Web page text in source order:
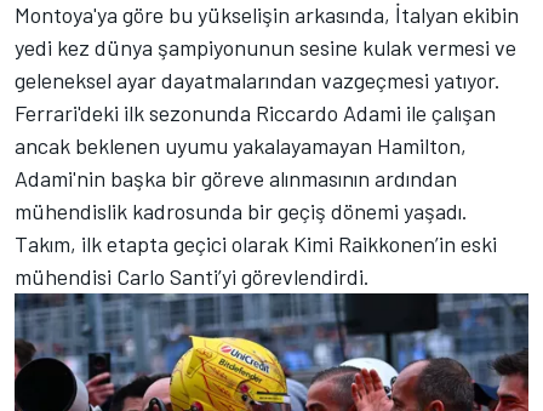
Montoya'ya göre bu yükselişin arkasında, İtalyan ekibin
yedi kez dünya şampiyonunun sesine kulak vermesi ve
geleneksel ayar dayatmalarından vazgeçmesi yatıyor.
Ferrari'deki ilk sezonunda Riccardo Adami ile çalışan
ancak beklenen uyumu yakalayamayan Hamilton,
Adami'nin başka bir göreve alınmasının ardından
mühendislik kadrosunda bir geçiş dönemi yaşadı.
Takım, ilk etapta geçici olarak Kimi Raikkonen’in eski
mühendisi Carlo Santi’yi görevlendirdi.